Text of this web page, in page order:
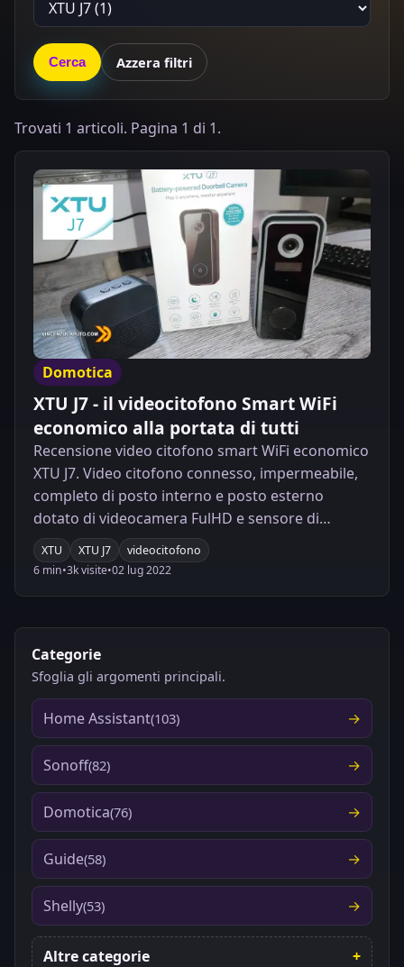
Cerca Azzera filtri
Trovati 1 articoli. Pagina 1 di 1.
Domotica
XTU J7 - il videocitofono Smart WiFi
economico alla portata di tutti
Recensione video citofono smart WiFi economico
XTU J7. Video citofono connesso, impermeabile,
completo di posto interno e posto esterno
dotato di videocamera FulHD e sensore di
movimento
XTU XTU J7
videocitofono
6 min•3k visite•02 lug 2022
Categorie
Sfoglia gli argomenti principali.
Home Assistant(103)
Sonoff(82)
Domotica(76)
Guide(58)
Shelly(53)
Altre categorie